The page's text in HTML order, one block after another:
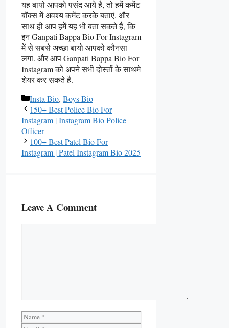
यह बायो आपको पसंद आये है, तो हमें कमेंट
बॉक्स में अवश्य कमेंट करके बताएं. और
साथ ही आप हमें यह भी बता सकते हैं, कि
इन Ganpati Bappa Bio For Instagram
में से सबसे अच्छा बायो आपको कौनसा
लगा. और आप Ganpati Bappa Bio For
Instagram को अपने सभी दोस्तों के साथमे
शेयर कर सकते है.
Categories
Insta Bio, Boys Bio
150+ Best Police Bio For
Instagram | Instagram Bio Police
Officer
100+ Best Patel Bio For
Instagram | Patel Instagram Bio 2025
Leave A Comment
Name